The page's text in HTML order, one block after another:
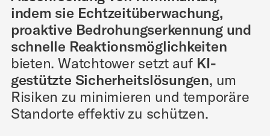
indem sie Echtzeitüberwachung,
proaktive Bedrohungserkennung und
schnelle Reaktionsmöglichkeiten
bieten. Watchtower setzt auf KI-
gestützte Sicherheitslösungen, um
Risiken zu minimieren und temporäre
Standorte effektiv zu schützen.